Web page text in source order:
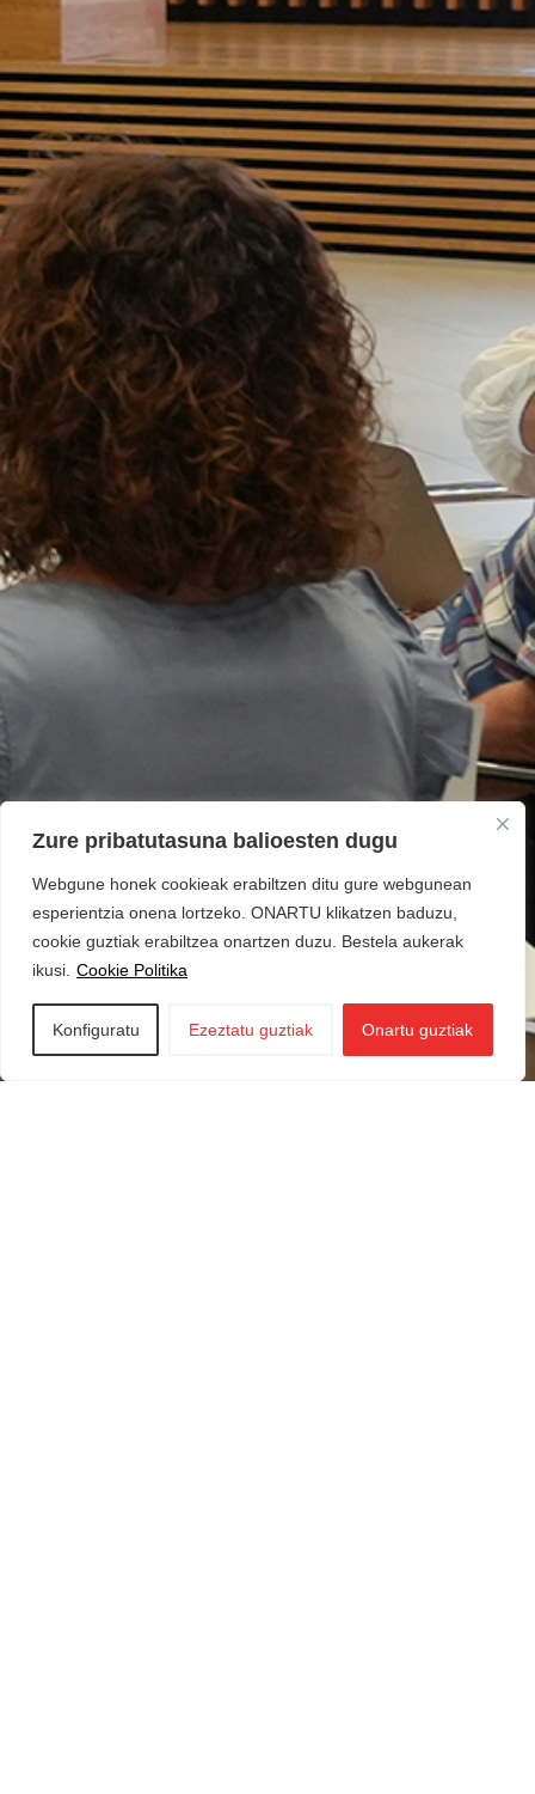
Zure pribatutasuna balioesten dugu
Webgune honek cookieak erabiltzen ditu gure webgunean
esperientzia onena lortzeko. ONARTU klikatzen baduzu,
cookie guztiak erabiltzea onartzen duzu. Bestela aukerak
ikusi. Cookie Politika
Konfiguratu Ezeztatu guztiak Onartu guztiak